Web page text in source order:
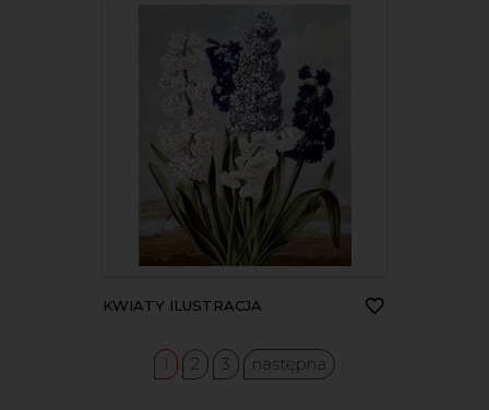
KWIATY ILUSTRACJA
1 2 3 następna